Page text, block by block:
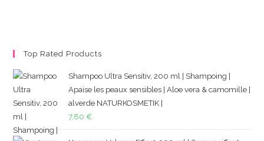
Top Rated Products
Shampoo Ultra Sensitiv, 200 ml | Shampoing |
Apaise les peaux sensibles | Aloe vera & camomille |
alverde NATURKOSMETIK |
7,80 €